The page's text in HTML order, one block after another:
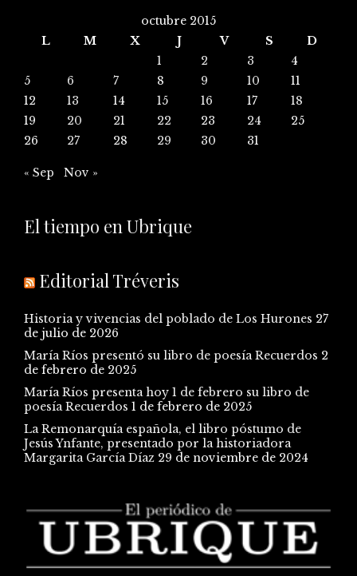
octubre 2015
L
M X J V S
D
1
2 3
4
5
6 7 8 9 10
11
12
13 14 15 16 17
18
19
20 21 22 23 24
25
26
27 28 29 30 31
« Sep Nov »
El tiempo en Ubrique
Editorial Tréveris
Historia y vivencias del poblado de Los Hurones 27
de julio de 2026
María Ríos presentó su libro de poesía Recuerdos 2
de febrero de 2025
María Ríos presenta hoy 1 de febrero su libro de
poesía Recuerdos 1 de febrero de 2025
La Remonarquía española, el libro póstumo de
Jesús Ynfante, presentado por la historiadora
Margarita García Díaz 29 de noviembre de 2024